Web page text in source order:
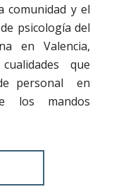
comunidad y el
psicología del
en Valencia,
que
personal en
los mandos